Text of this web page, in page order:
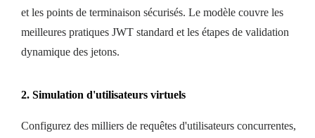
et les points de terminaison sécurisés. Le modèle couvre les
meilleures pratiques JWT standard et les étapes de validation
dynamique des jetons.
2. Simulation d'utilisateurs virtuels
Configurez des milliers de requêtes d'utilisateurs concurrentes,